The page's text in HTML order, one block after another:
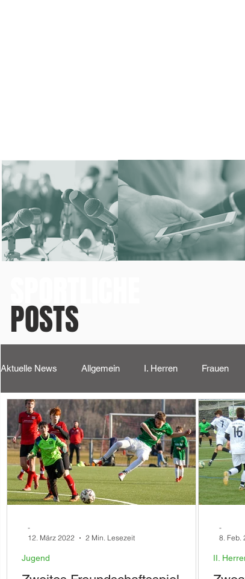
POSTS
Aktuelle News Allgemein I. Herren Frauen
Jugend
Jugend
-
12. März 2022
2 Min. Lesezeit
II.
-
8. Feb.